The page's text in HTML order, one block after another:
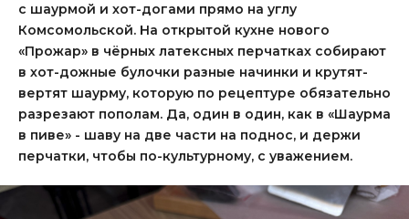
с шаурмой и хот-догами прямо на углу
Комсомольской. На открытой кухне нового
«Прожар» в чёрных латексных перчатках собирают
в хот-дожные булочки разные начинки и крутят-
вертят шаурму, которую по рецептуре обязательно
разрезают пополам. Да, один в один, как в «Шаурма
в пиве» - шаву на две части на поднос, и держи
перчатки, чтобы по-культурному, с уважением.